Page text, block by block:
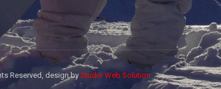
Reserved, design byStudio Web Solution